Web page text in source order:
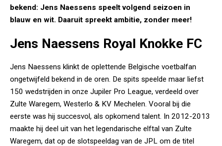
bekend: Jens Naessens speelt volgend seizoen in
blauw en wit. Daaruit spreekt ambitie, zonder meer!
Jens Naessens Royal Knokke FC
Jens Naessens klinkt de oplettende Belgische voetbalfan
ongetwijfeld bekend in de oren. De spits speelde maar liefst
150 wedstrijden in onze Jupiler Pro League, verdeeld over
Zulte Waregem, Westerlo & KV Mechelen. Vooral bij die
eerste was hij succesvol, als opkomend talent. In 2012-2013
maakte hij deel uit van het legendarische elftal van Zulte
Waregem, dat op de slotspeeldag van de JPL om de titel